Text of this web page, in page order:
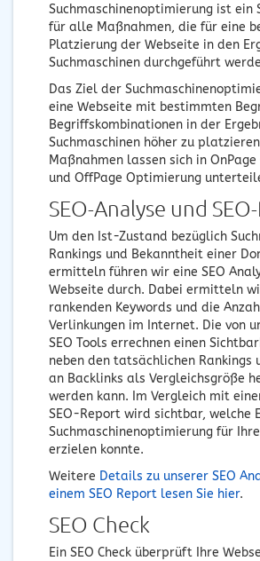
Suchmaschinenoptimierung ist ein
für alle Maßnahmen, die für eine
Platzierung der Webseite in den
Suchmaschinen durchgeführt
Das Ziel der
eine Webseite mit bestimmten
Begriffskombinationen in der
Suchmaschinen höher zu
Maßnahmen lassen sich in
und OffPage Optimierung
SEO-Analyse und
Um den Ist-Zustand bezüglich
Rankings und Bekanntheit einer
ermitteln führen wir eine SEO
Webseite durch. Dabei ermitteln
rankenden Keywords und die
Verlinkungen im Internet. Die von
SEO Tools errechnen einen
neben den tatsächlichen Rankings
an Backlinks als Vergleichsgröße
werden kann. Im Vergleich mit
SEO-Report wird sichtbar, welche
Suchmaschinenoptimierung für
erzielen konnte.
Weitere Details zu unserer SEO
einem SEO Report lesen Sie hier.
SEO Check
Ein SEO Check überprüft Ihre